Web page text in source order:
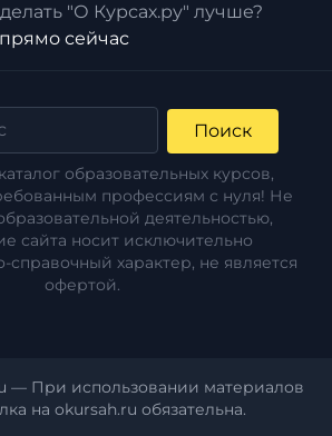
"О Курсах.ру" лучше?
сейчас
Поиск
образовательных курсов,
профессиям с нуля! Не
деятельностью,
сайта носит исключительно
характер, не является
офертой.
— При использовании материалов
на okursah.ru обязательна.